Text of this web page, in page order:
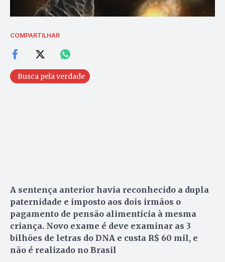
COMPARTILHAR
Busca pela verdade
A sentença anterior havia reconhecido a dupla
paternidade e imposto aos dois irmãos o
pagamento de pensão alimentícia à mesma
criança. Novo exame é deve examinar as 3
bilhões de letras do DNA e custa R$ 60 mil, e
não é realizado no Brasil